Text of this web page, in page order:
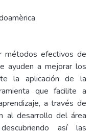
métodos efectivos de
ayuden a mejorar los
la aplicación de la
que facilite a
a través de
al desarrollo del área
así las